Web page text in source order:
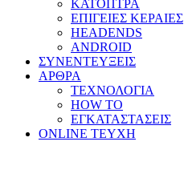
ΚΑΤΟΠΤΡΑ
ΕΠΙΓΕΙΕΣ ΚΕΡΑΙΕΣ
HEADENDS
ANDROID
ΣΥΝΕΝΤΕΥΞΕΙΣ
ΑΡΘΡΑ
ΤΕΧΝΟΛΟΓΙΑ
HOW TO
ΕΓΚΑΤΑΣΤΑΣΕΙΣ
ONLINE TEYXH